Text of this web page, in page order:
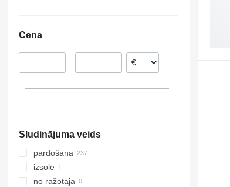
Čehija
Francija
Cena
–
Sludinājuma veids
pārdošana
izsole
no ražotāja